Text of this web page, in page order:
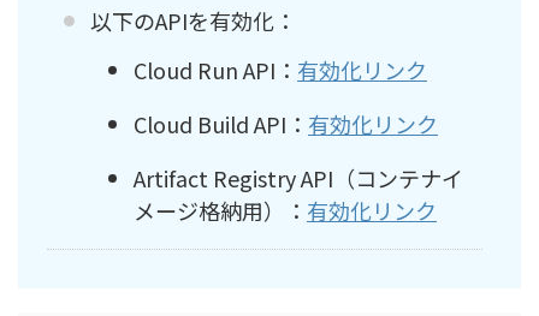
以下のAPIを有効化：
Cloud Run API： 有効化リンク
Cloud Build API： 有効化リンク
Artifact Registry API（コンテナイ
メージ格納用）： 有効化リンク